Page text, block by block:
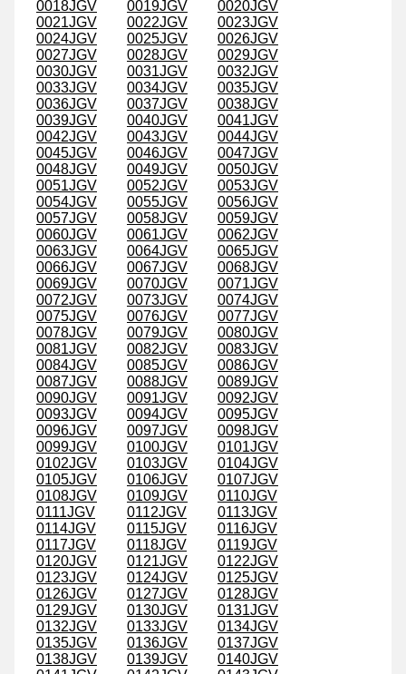
0018JGV
0019JGV
0020JGV
0021JGV
0022JGV
0023JGV
0024JGV
0025JGV
0026JGV
0027JGV
0028JGV
0029JGV
0030JGV
0031JGV
0032JGV
0033JGV
0034JGV
0035JGV
0036JGV
0037JGV
0038JGV
0039JGV
0040JGV
0041JGV
0042JGV
0043JGV
0044JGV
0045JGV
0046JGV
0047JGV
0048JGV
0049JGV
0050JGV
0051JGV
0052JGV
0053JGV
0054JGV
0055JGV
0056JGV
0057JGV
0058JGV
0059JGV
0060JGV
0061JGV
0062JGV
0063JGV
0064JGV
0065JGV
0066JGV
0067JGV
0068JGV
0069JGV
0070JGV
0071JGV
0072JGV
0073JGV
0074JGV
0075JGV
0076JGV
0077JGV
0078JGV
0079JGV
0080JGV
0081JGV
0082JGV
0083JGV
0084JGV
0085JGV
0086JGV
0087JGV
0088JGV
0089JGV
0090JGV
0091JGV
0092JGV
0093JGV
0094JGV
0095JGV
0096JGV
0097JGV
0098JGV
0099JGV
0100JGV
0101JGV
0102JGV
0103JGV
0104JGV
0105JGV
0106JGV
0107JGV
0108JGV
0109JGV
0110JGV
0111JGV
0112JGV
0113JGV
0114JGV
0115JGV
0116JGV
0117JGV
0118JGV
0119JGV
0120JGV
0121JGV
0122JGV
0123JGV
0124JGV
0125JGV
0126JGV
0127JGV
0128JGV
0129JGV
0130JGV
0131JGV
0132JGV
0133JGV
0134JGV
0135JGV
0136JGV
0137JGV
0138JGV
0139JGV
0140JGV